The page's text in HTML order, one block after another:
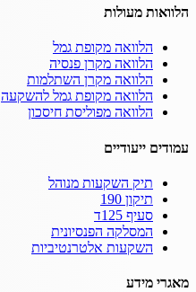
הלוואות מעולות
הלוואה מקופת גמל
הלוואה מקרן פנסיה
הלוואה מקרן השתלמות
הלוואה מקופת גמל להשקעה
הלוואה מפוליסת חיסכון
עמודים ייעודיים
תיק השקעות מנוהל
תיקון 190
סעיף 125ד
המסלקה הפנסיונית
השקעות אלטרנטיביות
מאגרי מידע